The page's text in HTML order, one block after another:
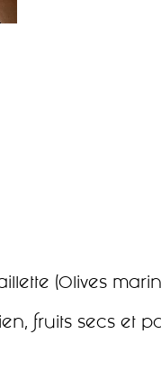
(Olives
fruits secs et